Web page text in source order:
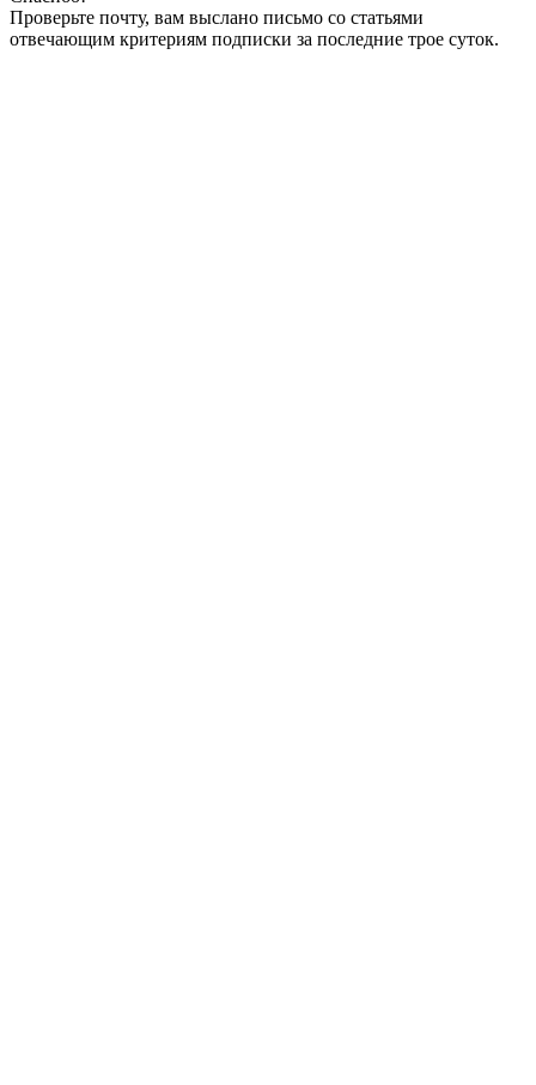
Проверьте почту, вам выслано письмо со статьями
отвечающим критериям подписки за последние трое суток.